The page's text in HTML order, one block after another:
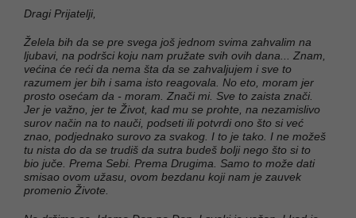
Dragi Prijatelji,
Želela bih da se pre svega još jednom svima zahvalim na
ljubavi, na podršci koju nam pružate svih ovih dana... Znam,
većina će reći da nema šta da se zahvaljujem i sve to
razumem jer bih i sama isto reagovala. No eto, moram jer
prosto osećam da - moram. Znači mi. Sve to zaista znači.
Jer je važno, jer te Život, kad mu se prohte, na nezamislivo
surov način na to nauči, podseti ili potvrdi ono što si već
znao, podjednako surovo za svakog. I to je tako. I ne možeš
tu nista do da se trudiš da sutra budeš bolji nego što si to
bio juče. Prema Sebi. Prema Drugima. Samo to može dati
smisao ovom užasu, ovom bezdanu koji nam je zauvek
promenio Živote.